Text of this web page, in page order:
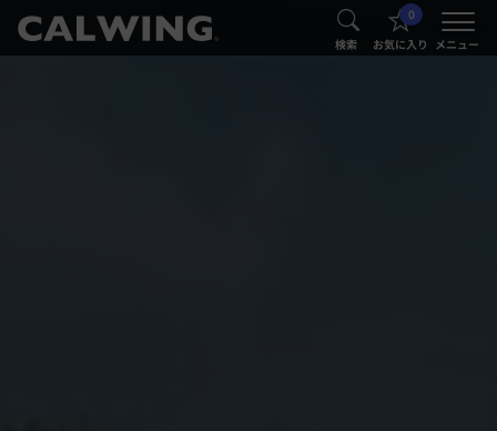
® 検索
0
お気に入り メニュー
®